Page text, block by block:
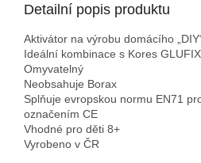
Detailní popis produktu
Aktivátor na výrobu domácího
Ideální kombinace s Kores
Omyvatelný
Neobsahuje Borax
Splňuje evropskou normu EN71
označením CE
Vhodné pro děti 8+
Vyrobeno v ČR